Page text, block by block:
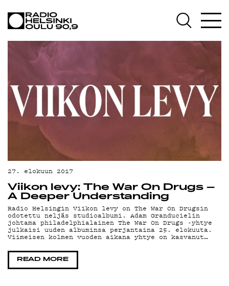
AJANKOHTAISTA
OHJELMAT
TEKIJÄT
ON-DEMAND
PODCAST
MAINOSTA
YHTEYSTIEDOT
G LIVELAB
YSTÄVÄKLUBI
TIETOSUOJA
KIRJAUDU SISÄÄN
27. elokuun 2017
Viikon levy: The War On Drugs –
A Deeper Understanding
Radio Helsingin Viikon levy on The War On Drugsin
odotettu neljäs studioalbumi. Adam Granducielin
johtama philadelphialainen The War On Drugs -yhtye
julkaisi uuden albuminsa perjantaina 25. elokuuta.
Viimeisen kolmen vuoden aikana yhtye on kasvanut…
READ MORE